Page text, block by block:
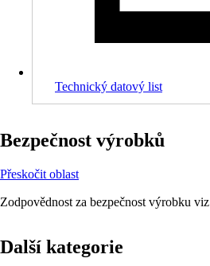
Technický datový list
Bezpečnost výrobků
Přeskočit oblast
Zodpovědnost za bezpečnost výrobku viz
Další kategorie